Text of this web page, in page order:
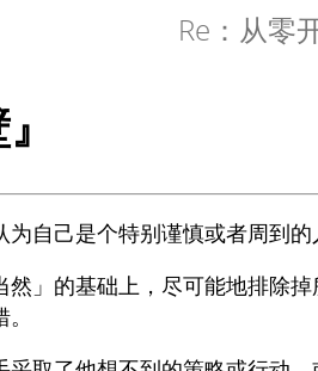
Re：从零
自己是个特别谨慎或者周到的
然」的基础上，尽可能地排除